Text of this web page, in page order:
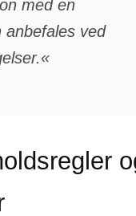
med en
anbefales ved